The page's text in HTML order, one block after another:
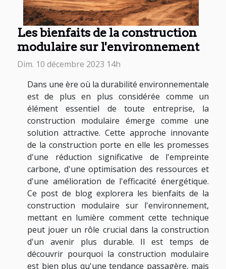
Les bienfaits de la construction
modulaire sur l'environnement
Dim. 10 décembre 2023 14h
Dans une ère où la durabilité environnementale
est de plus en plus considérée comme un
élément essentiel de toute entreprise, la
construction modulaire émerge comme une
solution attractive. Cette approche innovante
de la construction porte en elle les promesses
d'une réduction significative de l'empreinte
carbone, d'une optimisation des ressources et
d'une amélioration de l'efficacité énergétique.
Ce post de blog explorera les bienfaits de la
construction modulaire sur l'environnement,
mettant en lumière comment cette technique
peut jouer un rôle crucial dans la construction
d'un avenir plus durable. Il est temps de
découvrir pourquoi la construction modulaire
est bien plus qu'une tendance passagère, mais